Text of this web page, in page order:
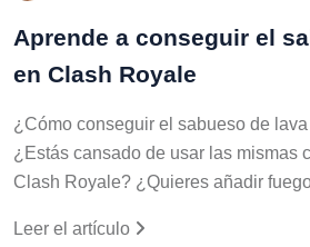
Aprende a conseguir el
en Clash Royale
¿Cómo conseguir el sabueso de
¿Estás cansado de usar las mismas
Clash Royale? ¿Quieres añadir
Leer el artículo